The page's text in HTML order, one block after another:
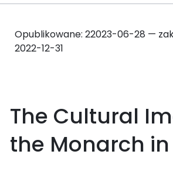
Opublikowane: 22023-06-28 —
2022-12-31
The Cultural
the Monarch